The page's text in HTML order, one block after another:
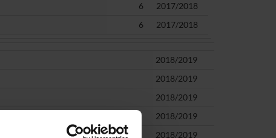
6
2017/2018
6 2017/2018
2018/2019
2018/2019
2018/2019
2018/2019
2018/2019